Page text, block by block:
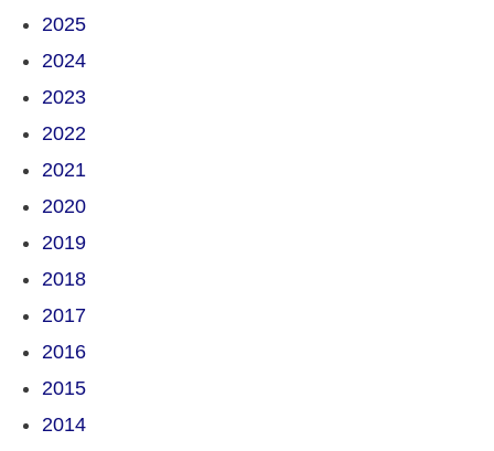
2025
2024
2023
2022
2021
2020
2019
2018
2017
2016
2015
2014